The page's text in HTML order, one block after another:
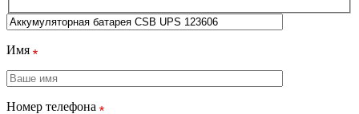
Имя
Номер телефона